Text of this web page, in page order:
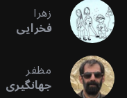
زهرا
فخرایی
مظفر
جهانگیری